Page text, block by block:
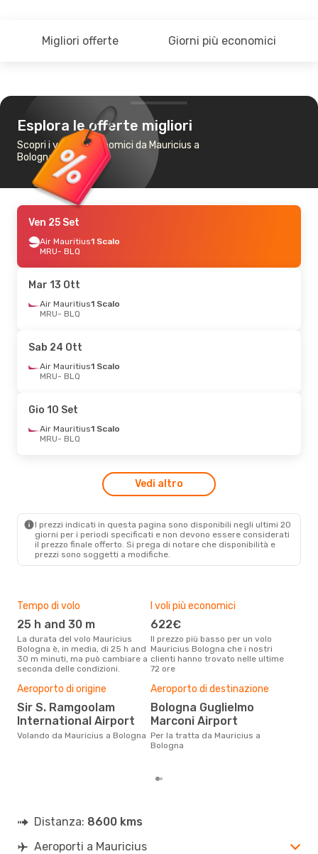
Migliori offerte Giorni più economici
Esplora le offerte migliori
Scopri i voli più economici da Mauricius a
Bologna
Ven 25 Set
Air Mauritius1 Scalo
MRU- BLQ
Mar 13 Ott
Air Mauritius1 Scalo
MRU- BLQ
Sab 24 Ott
Air Mauritius1 Scalo
MRU- BLQ
Gio 10 Set
Air Mauritius1 Scalo
MRU- BLQ
Vedi altro
I prezzi indicati in questa pagina sono disponibili negli ultimi 20
giorni per i periodi specificati e non devono essere considerati
il ​​prezzo finale offerto. Si prega di notare che disponibilità e
prezzi sono soggetti a modifiche.
Tempo di volo
25 h and 30 m
La durata del volo Mauricius
Bologna è, in media, di 25 h and
30 m minuti, ma può cambiare a
seconda delle condizioni.
I voli più economici
622€
Il prezzo più basso per un volo
Mauricius Bologna che i nostri
clienti hanno trovato nelle ultime
72 ore
Aeroporto di origine
Sir S. Ramgoolam
International Airport
Volando da Mauricius a Bologna
Aeroporto di destinazione
Bologna Guglielmo
Marconi Airport
Per la tratta da Mauricius a
Bologna
Distanza: 8600 kms
Aeroporti a Mauricius